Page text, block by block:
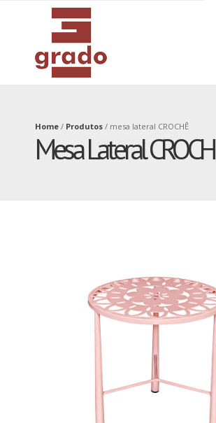
Home / Produtos / mesa lateral CROCHÊ
Mesa Lateral